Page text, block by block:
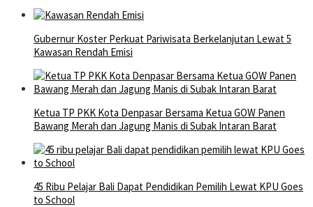
Gubernur Koster Perkuat Pariwisata Berkelanjutan Lewat 5
Kawasan Rendah Emisi
Ketua TP PKK Kota Denpasar Bersama Ketua GOW Panen
Bawang Merah dan Jagung Manis di Subak Intaran Barat
45 Ribu Pelajar Bali Dapat Pendidikan Pemilih Lewat KPU Goes
to School